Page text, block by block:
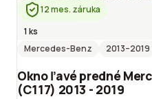
12 mes. záruka
1 ks
Mercedes-Benz
2013–2019
Okno ľavé predné
(C117) 2013 - 2019